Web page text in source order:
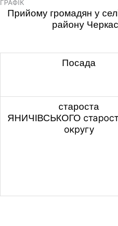
ГРАФІК
Прийому громадян у
району
Посада
староста
ЯНИЧІВСЬКОГО
округу